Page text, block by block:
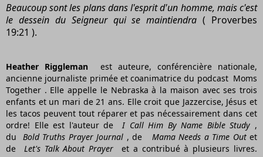
Beaucoup sont les plans dans l'esprit d'un homme, mais c'est
le dessein du Seigneur qui se maintiendra ( Proverbes
19:21 ).
Heather Riggleman est auteure, conférencière nationale,
ancienne journaliste primée et coanimatrice du podcast Moms
Together . Elle appelle le Nebraska à la maison avec ses trois
enfants et un mari de 21 ans. Elle croit que Jazzercise, Jésus et
les tacos peuvent tout réparer et pas nécessairement dans cet
ordre! Elle est l'auteur de I Call Him By Name Bible Study ,
du Bold Truths Prayer Journal , de Mama Needs a Time Outet
de Let's Talk About Prayer
et a contribué à plusieurs livres.